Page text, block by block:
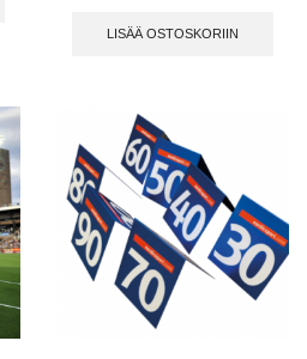
LISÄÄ OSTOSKORIIN